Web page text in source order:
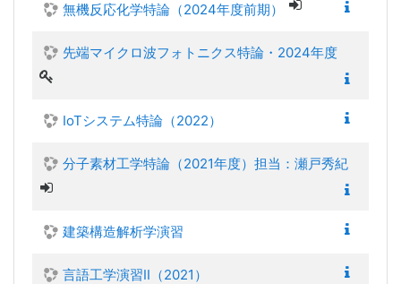
無機反応化学特論（2024年度前期）
先端マイクロ波フォトニクス特論・2024年度
IoTシステム特論（2022）
分子素材工学特論（2021年度）担当：瀬戸秀紀
建築構造解析学演習
言語工学演習II（2021）